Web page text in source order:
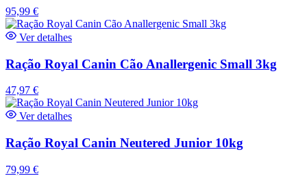
95,99 €
Ver detalhes
Ração Royal Canin Cão Anallergenic Small 3kg
47,97 €
Ver detalhes
Ração Royal Canin Neutered Junior 10kg
79,99 €